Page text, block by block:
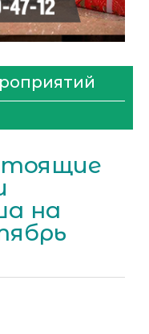
на